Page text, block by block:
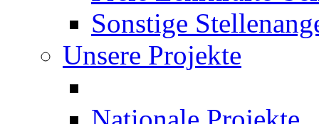
Sonstige
Unsere Projekte